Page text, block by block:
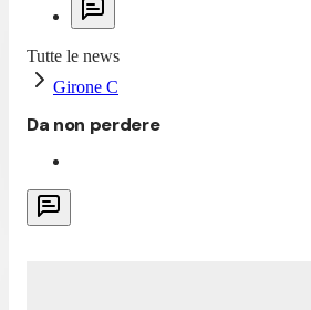
Tutte le news
Girone C
Da non perdere